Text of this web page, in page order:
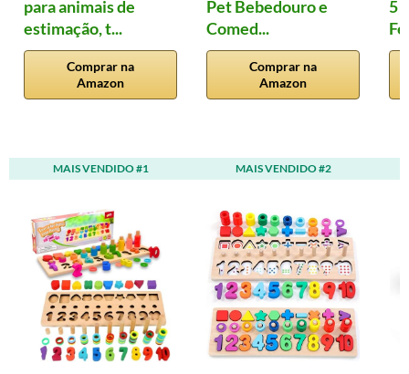
para animais de
estimação, t...
Comprar na
Amazon
Pet Bebedouro e
Comed...
Comprar na
Amazon
5
MAIS VENDIDO #1 MAIS VENDIDO #2